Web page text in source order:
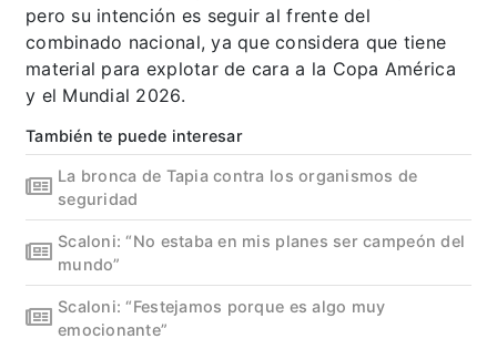
pero su intención es seguir al frente del
combinado nacional, ya que considera que tiene
material para explotar de cara a la Copa América
y el Mundial 2026.
También te puede interesar
La bronca de Tapia contra los organismos de
seguridad
Scaloni: “No estaba en mis planes ser campeón del
mundo”
Scaloni: “Festejamos porque es algo muy
emocionante”